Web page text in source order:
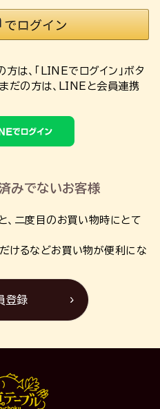
は、「LINEでログイン」ボタ
だの方は、 LINEと会員連携
みでないお客様
、二度目のお買い物時にとて
けるなどお買い物が便利にな
登録